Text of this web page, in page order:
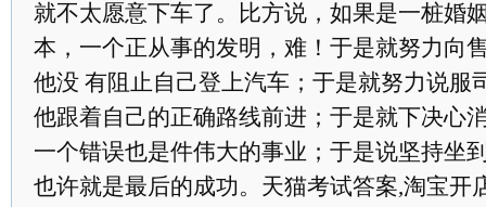
就不太愿意下车了。比方说，如果是一桩婚
本，一个正从事的发明，难！于是就努力向
他没 有阻止自己登上汽车；于是就努力说服
他跟着自己的正确路线前进；于是就下决心
一个错误也是件伟大的事业；于是说坚持坐
也许就是最后的成功。天猫考试答案,淘宝开